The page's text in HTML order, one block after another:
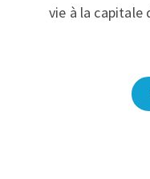
vie à la capitale